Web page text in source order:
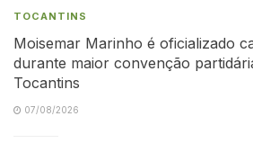
TOCANTINS
Moisemar Marinho é oficializado
durante maior convenção
Tocantins
07/08/2026